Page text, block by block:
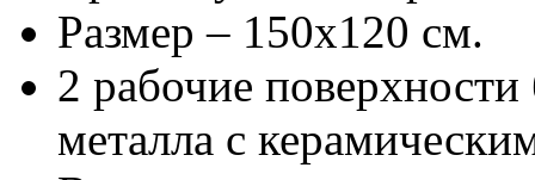
Размер – 150х120 см.
2 рабочие поверхности
металла с